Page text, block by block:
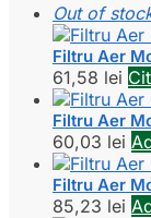
Out of
Filtru Aer
61,58 lei
Filtru Aer
60,03 lei
Filtru Aer
85,23 lei